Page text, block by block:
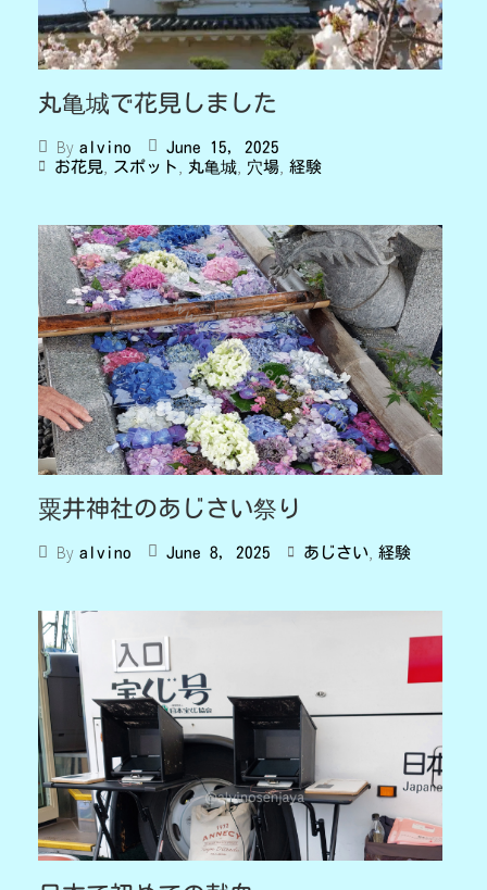
丸亀城で花見しました
By alvino
June 15, 2025
お花見, スポット , 丸亀城, 穴場, 経験
粟井神社のあじさい祭り
By alvino June 8, 2025 あじさい, 経験